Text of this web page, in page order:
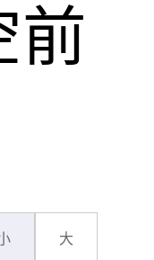
前
大